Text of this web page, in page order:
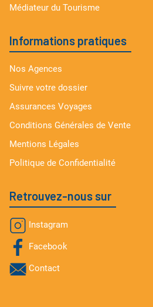
Médiateur du Tourisme
Informations pratiques
Nos Agences
Suivre votre dossier
Assurances Voyages
Conditions Générales de Vente
Mentions Légales
Politique de Confidentialité
Retrouvez-nous sur
Instagram
Facebook
Contact